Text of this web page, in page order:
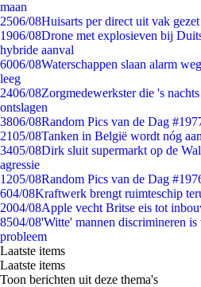
maan
2506/08Huisarts per direct uit vak
1906/08Drone met explosieven bij
hybride aanval
6006/08Waterschappen slaan alarm
leeg
2406/08Zorgmedewerkster die 's
ontslagen
3806/08Random Pics van de Dag
2105/08Tanken in België wordt nóg
3405/08Dirk sluit supermarkt op de
agressie
1205/08Random Pics van de Dag
604/08Kraftwerk brengt ruimteschip
2004/08Apple vecht Britse eis tot
8504/08'Witte' mannen discrimineren
probleem
Laatste items
Laatste items
Toon berichten uit deze thema's